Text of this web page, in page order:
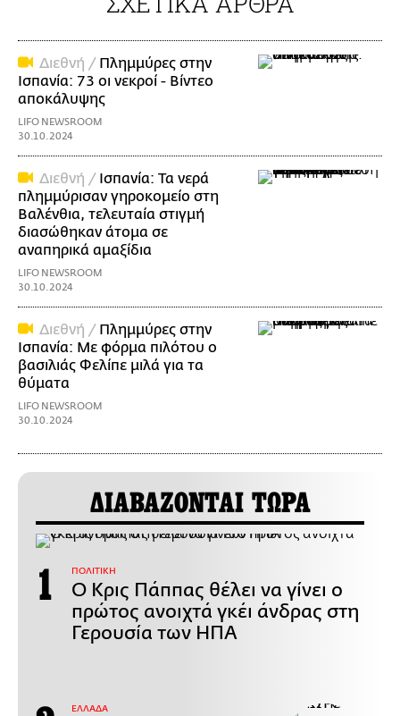
Διεθνή / Πλημμύρες στην
Ισπανία: 73 οι νεκροί - Βίντεο
αποκάλυψης
LIFO NEWSROOM
30.10.2024
Διεθνή / Ισπανία: Τα νερά
πλημμύρισαν γηροκομείο στη
Βαλένθια, τελευταία στιγμή
διασώθηκαν άτομα σε
αναπηρικά αμαξίδια
LIFO NEWSROOM
30.10.2024
Διεθνή / Πλημμύρες στην
Ισπανία: Με φόρμα πιλότου ο
βασιλιάς Φελίπε μιλά για τα
θύματα
LIFO NEWSROOM
30.10.2024
ΔΙΑΒΑΖΟΝΤΑΙ ΤΩΡΑ
ΠΟΛΙΤΙΚΗ
Ο Κρις Πάππας θέλει να γίνει ο
πρώτος ανοιχτά γκέι άνδρας στη
Γερουσία των ΗΠΑ
ΕΛΛΑΔΑ